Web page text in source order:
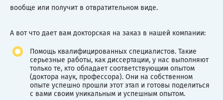
вообще или получит в отвратительном виде.
А вот что дает вам докторская на заказ в нашей компании:
Помощь квалифицированных специалистов. Такие
серьезные работы, как диссертации, у нас выполняют
только те, кто обладает соответствующим опытом
(доктора наук, профессора). Они на собственном
опыте успешно прошли этот этап и готовы поделиться
с вами своим уникальным и успешным опытом.